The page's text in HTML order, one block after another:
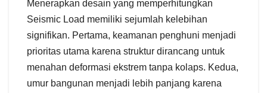
Menerapkan desain yang memperhitungkan
Seismic Load memiliki sejumlah kelebihan
signifikan. Pertama, keamanan penghuni menjadi
prioritas utama karena struktur dirancang untuk
menahan deformasi ekstrem tanpa kolaps. Kedua,
umur bangunan menjadi lebih panjang karena